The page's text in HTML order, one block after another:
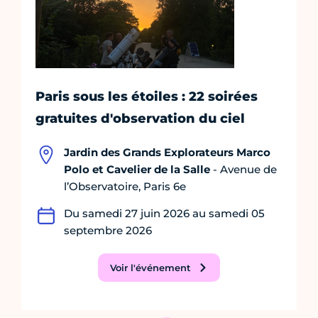
Paris sous les étoiles : 22 soirées
gratuites d'observation du ciel
Jardin des Grands Explorateurs Marco
Polo et Cavelier de la Salle - Avenue de
l’Observatoire, Paris 6e
Du samedi 27 juin 2026 au samedi 05
septembre 2026
Voir l'événement